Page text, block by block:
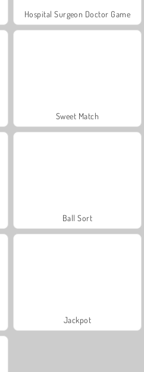
Hospital Surgeon Doctor Game
Sweet Match
Ball Sort
Jackpot